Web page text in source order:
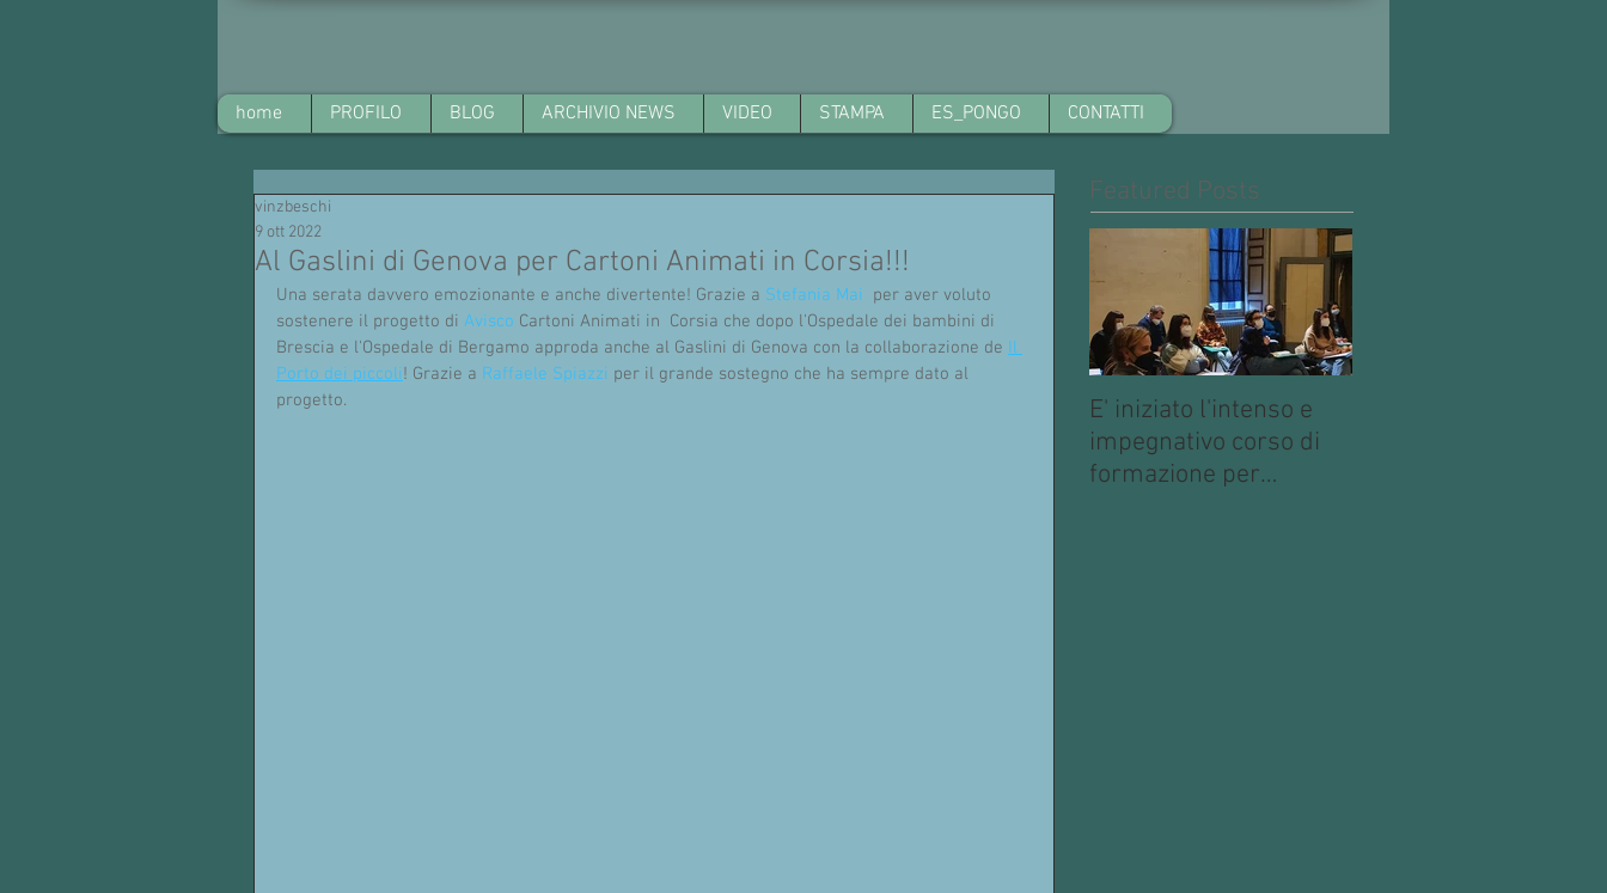
home PROFILO BLOG ARCHIVIO NEWS VIDEO STAMPA ES_PONGO CONTATTI
Al Gaslini di Genova per Cartoni Animati in Corsia!!!
vinzbeschi
9 ott 2022
Una serata davvero emozionante e anche divertente! Grazie a Stefania Mai
  per aver voluto
sostenere il progetto di Avisco Cartoni Animati in  Corsia che dopo l'Ospedale dei bambini di
Brescia e l'Ospedale di Bergamo approda anche al Gaslini di Genova con la collaborazione de Il
Porto dei piccoli! Grazie a Raffaele Spiazzi per il grande sostegno che ha sempre dato al
progetto.
Featured Posts
E' iniziato l'intenso e
impegnativo corso di
formazione per